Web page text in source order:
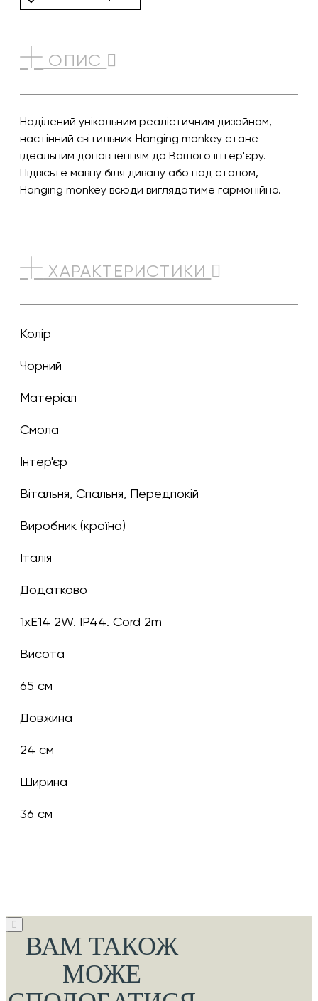
ОПИС
Наділений унікальним реалістичним дизайном,
настінний світильник Hanging monkey стане
ідеальним доповненням до Вашого інтер'єру.
Підвісьте мавпу біля дивану або над столом,
Hanging monkey всюди виглядатиме гармонійно.
ХАРАКТЕРИСТИКИ
Колір
чорний
Матеріал
Смола
Інтер'єр
Вітальня, Спальня, Передпокій
Виробник (країна)
Італія
Додатково
1xE14 2W. IP44. Cord 2m
Висота
65 см
Довжина
24 см
Ширина
36 см
ВАМ ТАКОЖ
МОЖЕ